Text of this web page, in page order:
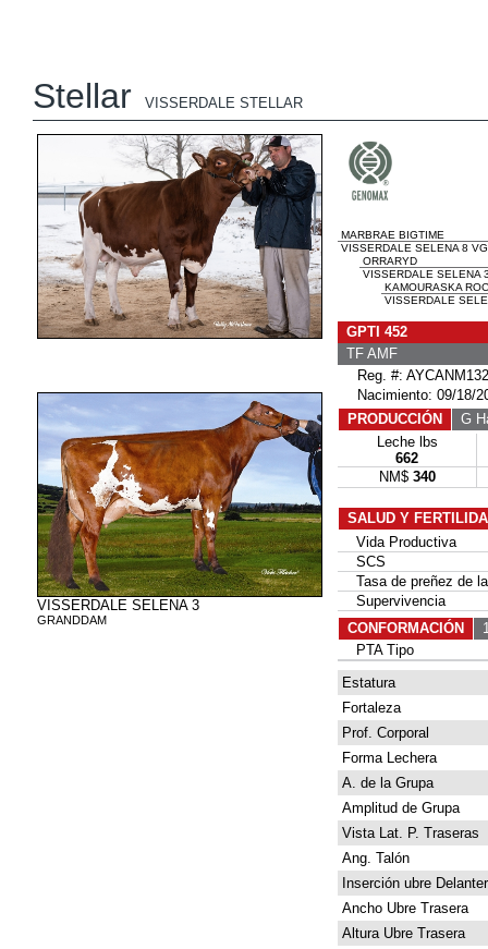
Stellar VISSERDALE STELLAR
VISSERDALE SELENA 3
GRANDDAM
MARBRAE BIGTIME
VISSERDALE SELENA 8
ORRARYD
VISSERDALE SELENA
KAMOURASKA
VISSERDALE
GPTI 452
TF AMF
Reg. #:
Nacimiento: 09/18/
PRODUCCIÓN
G
Leche lbs
662
NM$ 340
SALUD Y
Vida Productiva
SCS
Tasa de preñez de
Supervivencia
CONFORMACIÓN
PTA Tipo
Estatura
Fortaleza
Prof. Corporal
Forma Lechera
A. de la Grupa
Amplitud de Grupa
Vista Lat. P. Traseras
Ang. Talón
Inserción ubre
Ancho Ubre Trasera
Altura Ubre Trasera